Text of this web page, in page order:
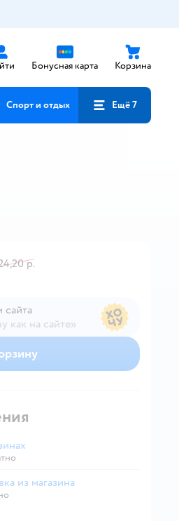
Бонусная карта Корзина
Спорт и отдых Ещё 7
р.
сайта
как на сайте»
из магазина